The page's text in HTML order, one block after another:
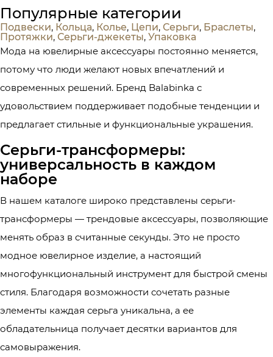
Популярные категории
Подвески, Кольца, Колье, Цепи, Серьги, Браслеты,
Протяжки, Серьги-джекеты, Упаковка
Мода на ювелирные аксессуары постоянно меняется,
потому что люди желают новых впечатлений и
современных решений. Бренд Balabinka с
удовольствием поддерживает подобные тенденции и
предлагает стильные и функциональные украшения.
Серьги-трансформеры:
универсальность в каждом
наборе
В нашем каталоге широко представлены серьги-
трансформеры — трендовые аксессуары, позволяющие
менять образ в считанные секунды. Это не просто
модное ювелирное изделие, а настоящий
многофункциональный инструмент для быстрой смены
стиля. Благодаря возможности сочетать разные
элементы каждая серьга уникальна, а ее
обладательница получает десятки вариантов для
самовыражения.